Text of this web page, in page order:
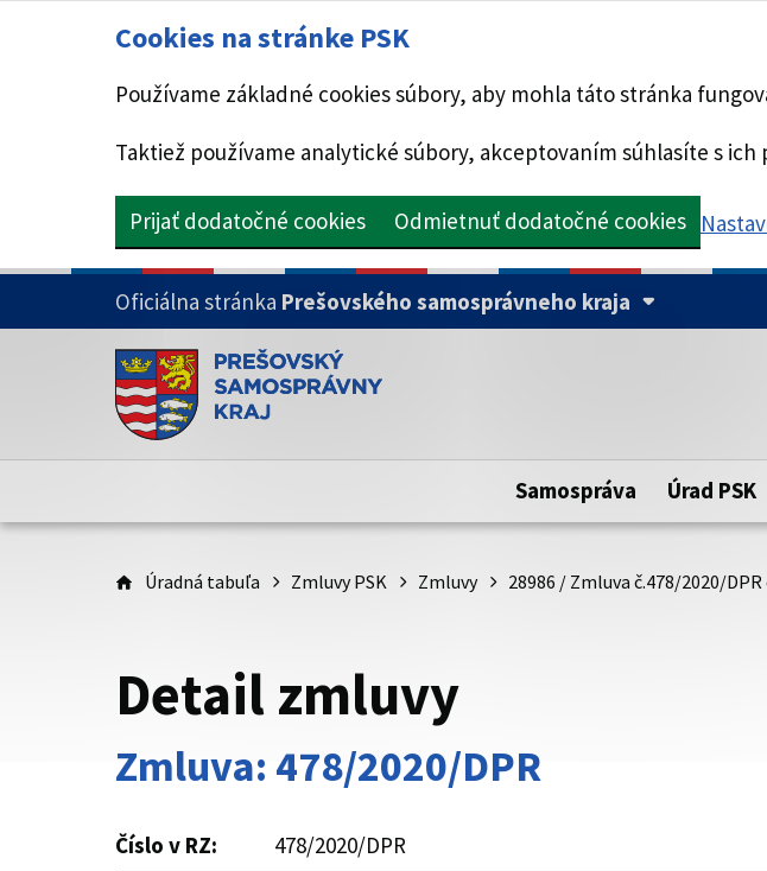
Cookies na stránke PSK
Používame základné cookies súbory, aby mohla táto stránka
Taktiež používame analytické súbory, akceptovaním súhlasíte s ich
Prijať dodatočné cookies Odmietnuť dodatočné cookies
PRESKOČIŤ NA HLAVNÝ OBSAH
Oficiálna stránka Prešovského samosprávneho kraja
Doména psk.sk je oficiálna
Toto je oficiálna webová stránka Prešovského samosprávneho kraja.
Samospráva Úrad PSK
Úradná tabuľa Zmluvy PSK Zmluvy 28986 / Zmluva č.478/2020/
Detail zmluvy
Zmluva: 478/2020/DPR
Číslo v RZ:
478/2020/DPR